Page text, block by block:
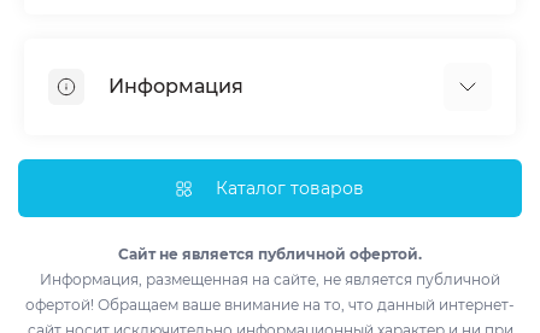
Тепловые насосы
Полупромышленные кондиционеры
Обогреватели
Информация
Импортеры
Контакты
Возврат товара
Каталог товаров
Сайт не является публичной офертой.
Информация, размещенная на сайте, не является публичной
офертой! Обращаем ваше внимание на то, что данный интернет-